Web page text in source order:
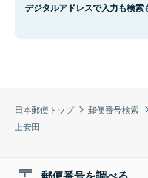
日本郵便トップ 郵便番号検索
上安田
デジタルアドレスで入力も検索